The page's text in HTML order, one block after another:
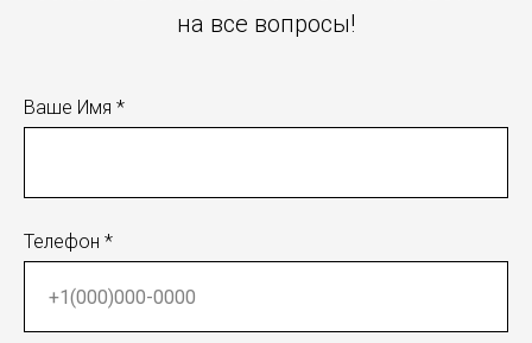
на все вопросы!
Ваше Имя *
Телефон *